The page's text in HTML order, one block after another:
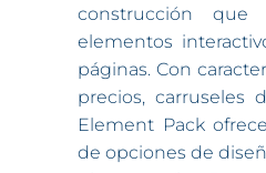
construcción
elementos
páginas. Con
precios, carruseles
Element Pack
de opciones de